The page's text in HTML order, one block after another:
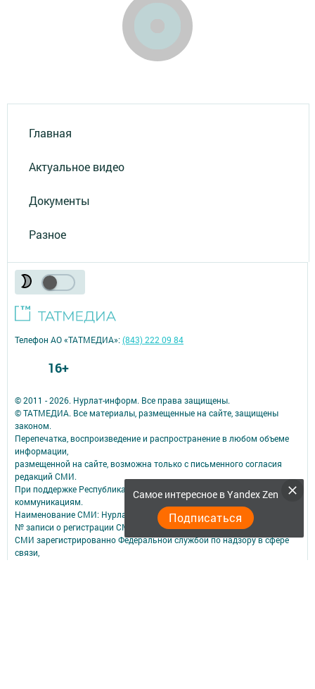
Главная
Актуальное видео
Документы
Разное
Самое интересное в Yandex Zen
Подписаться
© 2011 - 2026. Нурлат-⁠информ. Все права защищены.
© ТАТМЕДИА. Все материалы, размещенные на сайте, защищены
законом.
Перепечатка, воспроизведение и распространение в любом объеме
информации,
размещенной на сайте, возможна только с письменного согласия
редакций СМИ.
При поддержке Республиканского агентства по печати и массовым
коммуникациям.
Наименование СМИ: Нурлат-⁠информ
№ записи о регистрации СМИ, дата: ЭЛ № ФС 77 -⁠ 73782 от 05.10.2018
СМИ зарегистрированно Федеральной службой по надзору в сфере
связи,
Телефон АО «ТАТМЕДИА»:(843) 222 09 84
16+